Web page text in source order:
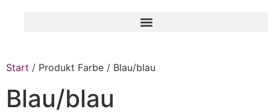
Start / Produkt Farbe / Blau/blau
Blau/blau